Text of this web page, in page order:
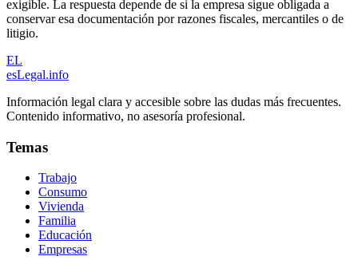
exigible. La respuesta depende de si la empresa sigue obligada a
conservar esa documentación por razones fiscales, mercantiles o de
litigio.
EL
esLegal.info
Información legal clara y accesible sobre las dudas más frecuentes.
Contenido informativo, no asesoría profesional.
Temas
Trabajo
Consumo
Vivienda
Familia
Educación
Empresas